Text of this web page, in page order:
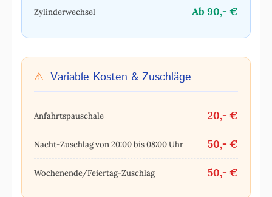
Zylinderwechsel Ab 90,- €
⚠ Variable Kosten & Zuschläge
Anfahrtspauschale 20,- €
Nacht-Zuschlag von 20:00 bis 08:00 Uhr 50,- €
Wochenende/Feiertag-Zuschlag 50,- €